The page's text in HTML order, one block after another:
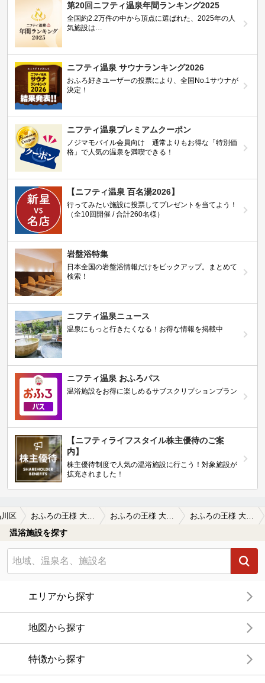
第20回ニフティ温泉年間ランキング2025
全国約2.2万件の中から頂点に選ばれた、2025年の人
気施設は…
ニフティ温泉 サウナランキング2026
おふろ好きユーザーの投票により、全国No.1サウナが
決定！
ニフティ温泉プレミアムクーポン
ノジマモバイル会員向け 通常よりもお得な「特別価
格」で人気の温泉を満喫できる！
【ニフティ温泉 百名湯2026】
行ってみたい施設に投票してプレゼントを当てよう！
（全10回開催 / 合計260名様）
岩盤浴特集
日本全国の岩盤浴情報だけをピックアップ。まとめて
検索！
ニフティ温泉ニュース
温泉にもっと行きたくなる！お得な情報を掲載中
ニフティ温泉 おふろパス
温浴施設をお得に楽しめるサブスクリプションプラン
【ニフティライフスタイル株主優待のご案
内】
株主優待制度で人気の温浴施設に行こう！対象施設が
拡充されました！
区 おふろの王様 大井町店 おふろの王様 大井町店の口コミ一覧 おふろの王様 大井町店の口コミ 木曜17時〜22時利用。相変わらず…
温浴施設を探す
エリアから探す
地図から探す
特徴から探す